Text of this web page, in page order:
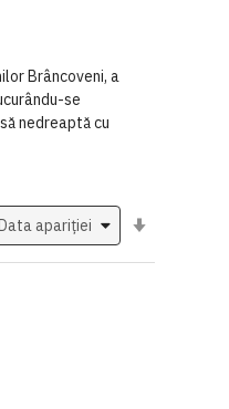
Brâncoveni, a
se
nedreaptă cu